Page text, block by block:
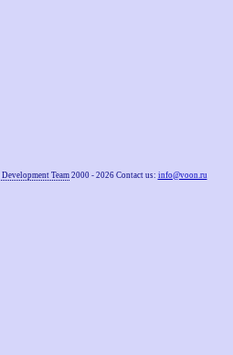
Team2000 - 2026 Contact us: info@voon.ru